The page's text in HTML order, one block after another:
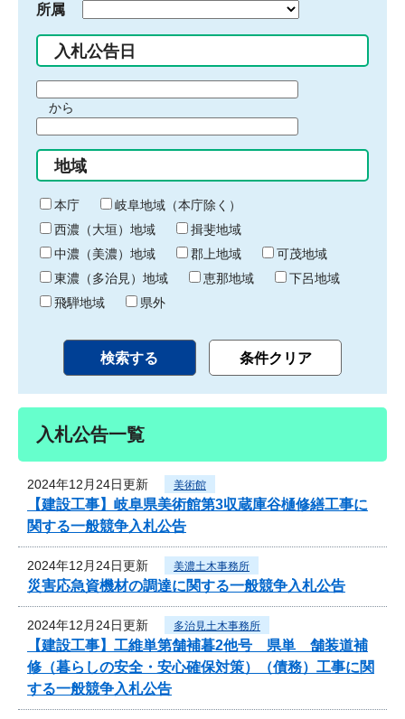
所属
入札公告日
間
始
り
から
間
終
わ
り
地域
本庁
岐阜地域（本庁除く）
西濃（大垣）地域
揖斐地域
中濃（美濃）地域
郡上地域
可茂地域
東濃（多治見）地域
恵那地域
下呂地域
飛騨地域
県外
入札公告一覧
2024年12月24日更新 美術館
【建設工事】岐阜県美術館第3収蔵庫谷樋修繕工事に
関する一般競争入札公告
2024年12月24日更新 美濃土木事務所
災害応急資機材の調達に関する一般競争入札公告
2024年12月24日更新 多治見土木事務所
【建設工事】工維単第舗補暮2他号 県単 舗装道補
修（暮らしの安全・安心確保対策）（債務）工事に関
する一般競争入札公告